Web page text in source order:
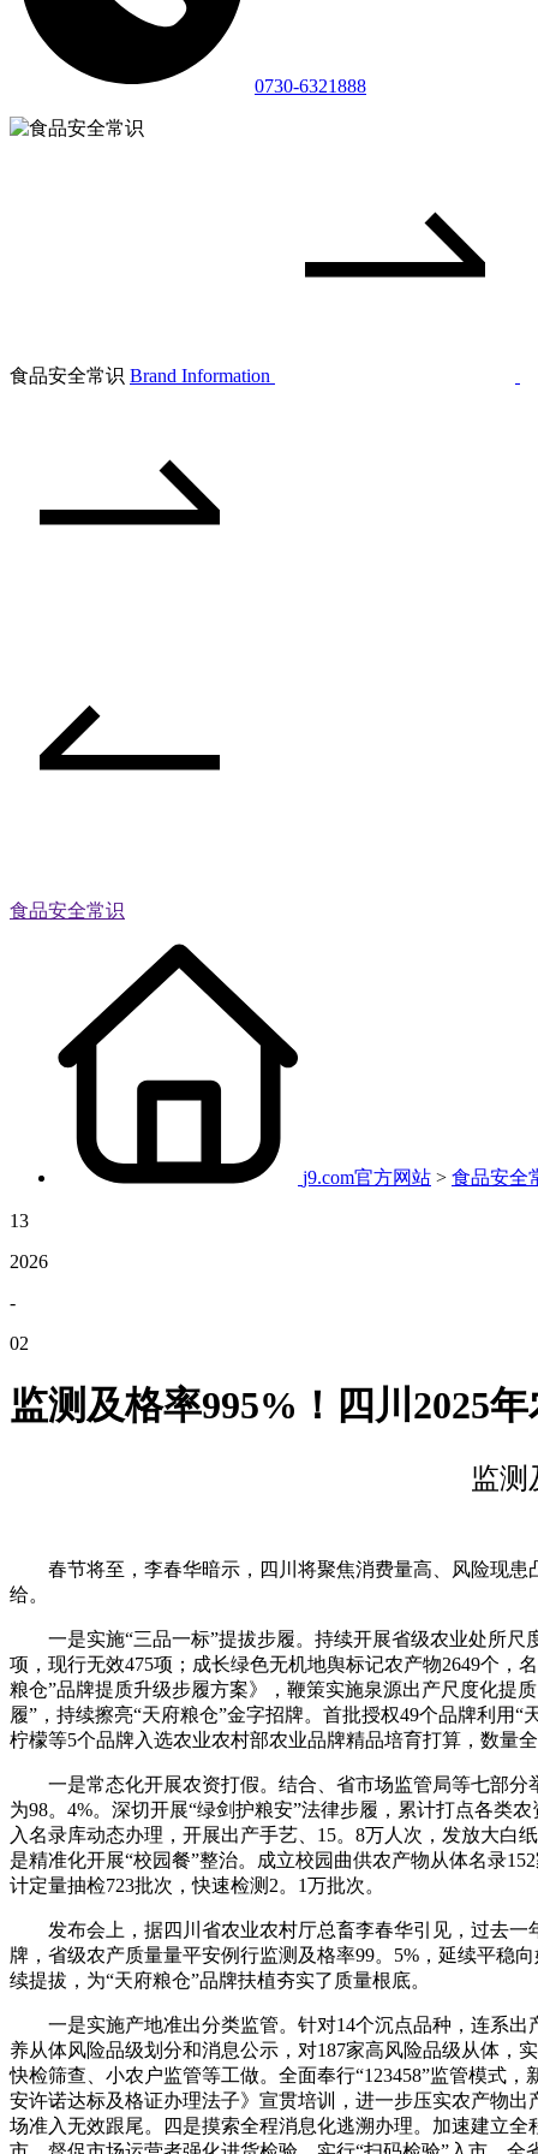
0730-6321888
食品安全常识 Brand Information
食品安全常识
j9.com官方网站 > 食品安全
13
2026
-
02
监测及格率995%！四川2025
监测
春节将至，李春华暗示，四川将聚焦消费量高、风险现患
给。
一是实施“三品一标”提拔步履。持续开展省级农业处所尺
项，现行无效475项；成长绿色无机地舆标记农产物2649个，
粮仓”品牌提质升级步履方案》，鞭策实施泉源出产尺度化提
履”，持续擦亮“天府粮仓”金字招牌。首批授权49个品牌利用
柠檬等5个品牌入选农业农村部农业品牌精品培育打算，数量
一是常态化开展农资打假。结合、省市场监管局等七部分
为98。4%。深切开展“绿剑护粮安”法律步履，累计打点各类
入名录库动态办理，开展出产手艺、15。8万人次，发放大白
是精准化开展“校园餐”整治。成立校园曲供农产物从体名录
计定量抽检723批次，快速检测2。1万批次。
发布会上，据四川省农业农村厅总畜李春华引见，过去一
牌，省级农产质量量平安例行监测及格率99。5%，延续平稳
续提拔，为“天府粮仓”品牌扶植夯实了质量根底。
一是实施产地准出分类监管。针对14个沉点品种，连系出
养从体风险品级划分和消息公示，对187家高风险品级从体，
快检筛查、小农户监管等工做。全面奉行“123458”监管模式
安许诺达标及格证办理法子》宣贯培训，进一步压实农产物
场准入无效跟尾。四是摸索全程消息化逃溯办理。加速建立